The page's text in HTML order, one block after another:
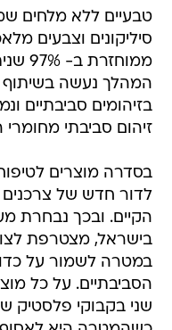
טבעיים ללא מלחים
סיליקונים וצבעים
המהלך נעשה
בזיהומים סביבתיים
זיהום סביבתי
בסדרה מוצרים
לדור חדש של
הקיים. ובכך נבחרת
בישראל, מצטרפת
במטרה לשמור על
הסביבתיים. על כל
שני בקבוקי פלסטיק